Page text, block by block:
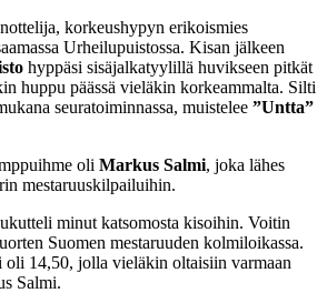
korkeushypyn erikoismies
Urheilupuistossa. Kisan jälkeen
hyppäsi sisäjalkatyylillä huvikseen pitkät
huppu päässä vieläkin korkeammalta. Silti
seuratoiminnassa, muistelee ”Untta”
oli Markus Salmi, joka lähes
mestaruuskilpailuihin.
minut katsomosta kisoihin. Voitin
Suomen mestaruuden kolmiloikassa.
oli 14,50, jolla vieläkin oltaisiin varmaan
Salmi.